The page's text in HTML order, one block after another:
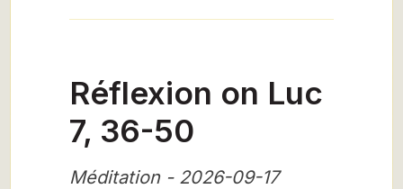
Réflexion on Luc
7, 36-50
Méditation - 2026-09-17